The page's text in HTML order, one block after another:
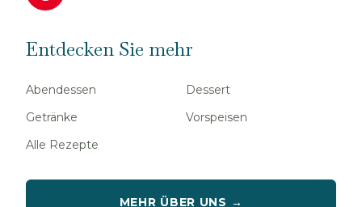
Entdecken Sie mehr
Abendessen
Dessert
Getränke
Vorspeisen
Alle Rezepte
MEHR ÜBER UNS →